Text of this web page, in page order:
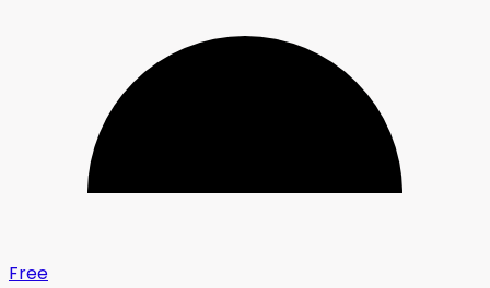
Free